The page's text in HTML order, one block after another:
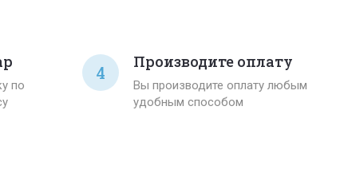
по
4
Производите оплату
Вы производите оплату любым
удобным способом